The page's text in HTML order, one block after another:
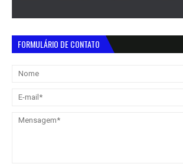
FORMULÁRIO DE CONTATO